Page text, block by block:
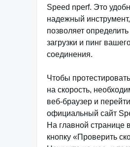
Speed nperf. Это
надежный
позволяет определить
загрузки и пинг
соединения.
Чтобы
на скорость,
веб-браузер и
официальный сайт
На главной странице
кнопку «Проверить